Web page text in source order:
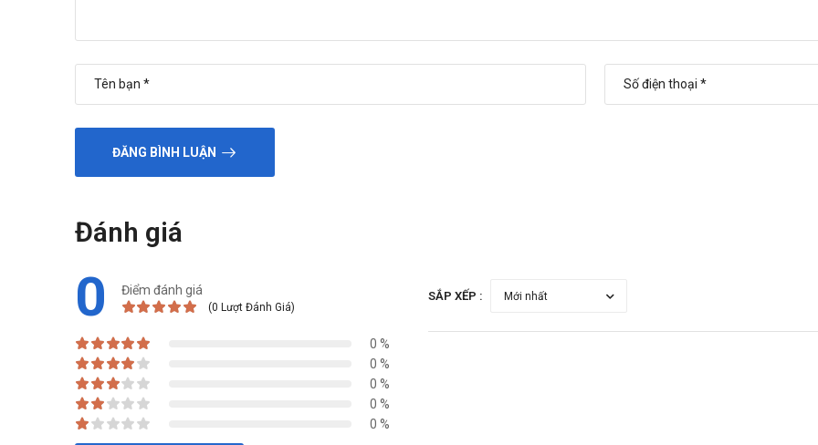
ĐĂNG BÌNH LUẬN
Đánh giá
0 Điểm đánh giá
(0 Lượt Đánh Giá)
0 %
0 %
0 %
0 %
0 %
SẮP XẾP :